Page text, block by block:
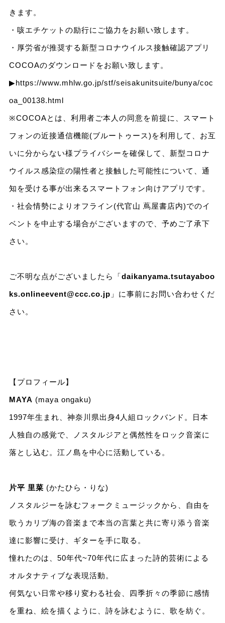
きます。
・咳エチケットの励行にご協力をお願い致します。
・厚労省が推奨する新型コロナウイルス接触確認アプリ
COCOAのダウンロードをお願い致します。
▶https://www.mhlw.go.jp/stf/seisakunitsuite/bunya/coc
oa_00138.html
※COCOAとは、利用者ご本人の同意を前提に、スマート
フォンの近接通信機能(ブルートゥース)を利用して、お互
いに分からない様プライバシーを確保して、新型コロナ
ウイルス感染症の陽性者と接触した可能性について、通
知を受ける事が出来るスマートフォン向けアプリです。
・社会情勢によりオフライン(代官山 蔦屋書店内)でのイ
ベントを中止する場合がございますので、予めご了承下
さい。
ご不明な点がございましたら「daikanyama.tsutayaboo
ks.onlineevent@ccc.co.jp 」に事前にお問い合わせくだ
さい。
【プロフィール】
MAYA (maya ongaku)
1997年生まれ、神奈川県出身4人組ロックバンド。日本
人独自の感覚で、ノスタルジアと偶然性をロック音楽に
落とし込む。江ノ島を中心に活動している。
片平 里菜 (かたひら・りな)
ノスタルジーを詠むフォークミュージックから、自由を
歌うカリブ海の音楽まで本当の言葉と共に寄り添う音楽
達に影響に受け、ギターを手に取る。
憧れたのは、50年代~70年代に広まった詩的芸術による
オルタナティブな表現活動。
何気ない日常や移り変わる社会、四季折々の季節に感情
を重ね、絵を描くように、詩を詠むように、歌を紡ぐ。